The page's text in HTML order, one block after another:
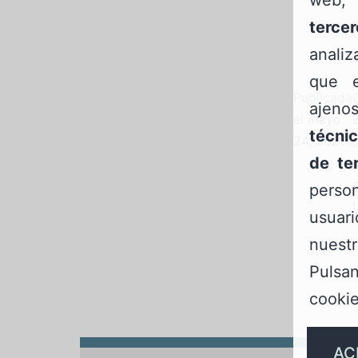
mayo
24, 2021
que
de